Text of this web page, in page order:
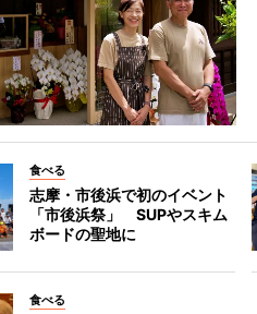
食べる
志摩・市後浜で初のイベント
「市後浜祭」 SUPやスキム
ボードの聖地に
食べる